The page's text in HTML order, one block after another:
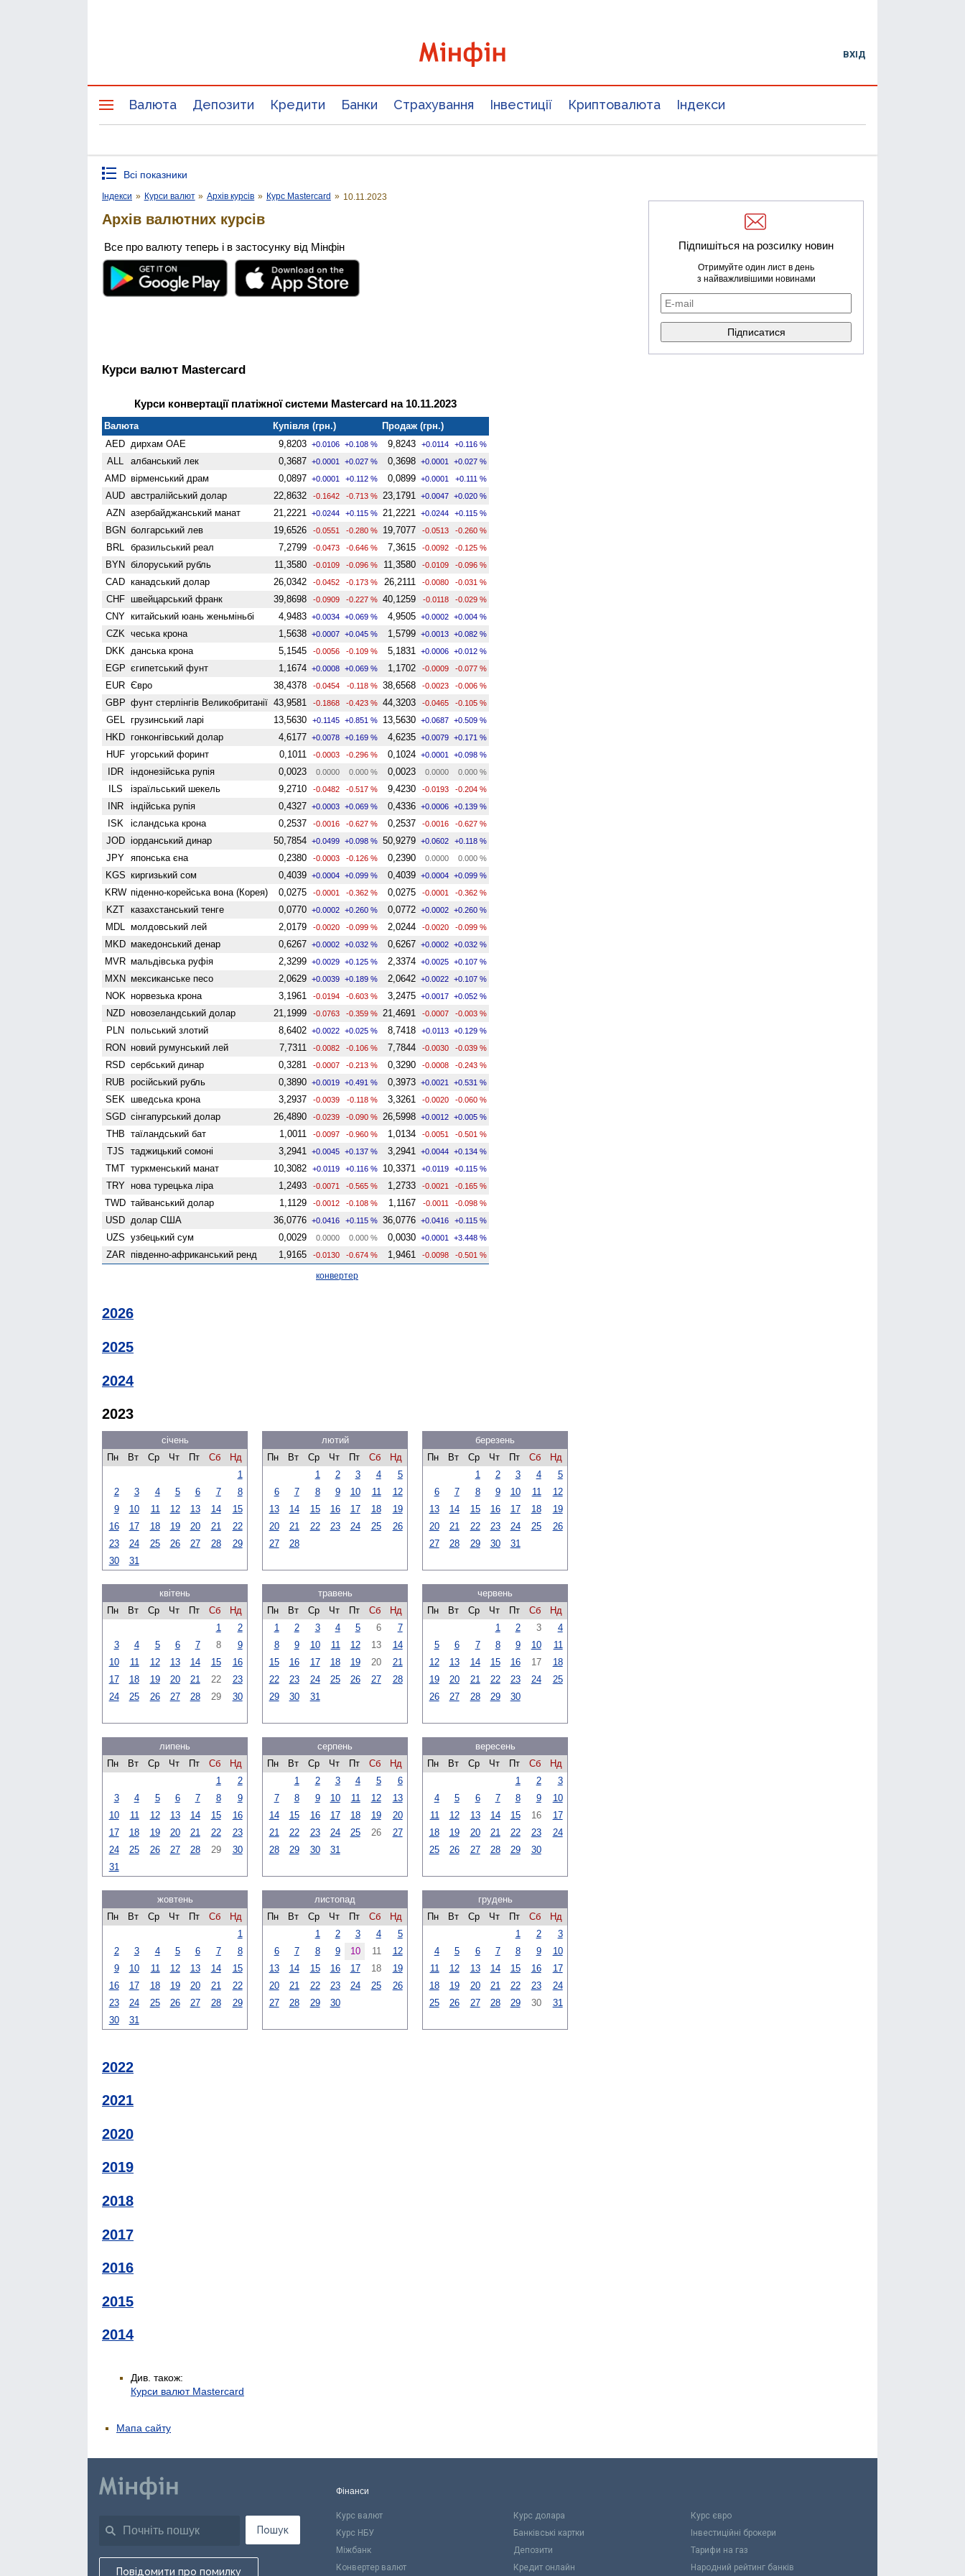
ВХІД
Валюта Депозити Кредити Банки Страхування Інвестиції Криптовалюта Індекси
Всі показники
Індекси » Курси валют » Архів курсів » Курс Mastercard » 10.11.2023
Архів валютних курсів
Все про валюту теперь і в застосунку від Мінфін
Курси валют Mastercard
Курси конвертації платіжної системи Mastercard на 10.11.2023
Валюта Купівля (грн.)
Продаж (грн.)
AED дирхам ОАЕ 9,8203 +0.0106 +0.108 % 9,8243 +0.0114 +0.116 %
ALL албанський лек 0,3687 +0.0001 +0.027 % 0,3698 +0.0001 +0.027 %
AMD вiрменський драм 0,0897 +0.0001 +0.112 % 0,0899 +0.0001 +0.111 %
AUD австралійський долар 22,8632 -0.1642 -0.713 % 23,1791 +0.0047 +0.020 %
AZN азербайджанський манат 21,2221 +0.0244 +0.115 % 21,2221 +0.0244 +0.115 %
BGN болгарський лев 19,6526 -0.0551 -0.280 % 19,7077 -0.0513 -0.260 %
BRL бразильський реал 7,2799 -0.0473 -0.646 % 7,3615 -0.0092 -0.125 %
BYN білоруський рубль 11,3580 -0.0109 -0.096 % 11,3580 -0.0109 -0.096 %
CAD канадський долар 26,0342 -0.0452 -0.173 % 26,2111 -0.0080 -0.031 %
CHF швейцарський франк 39,8698 -0.0909 -0.227 % 40,1259 -0.0118 -0.029 %
CNY китайський юань женьмiньбi 4,9483 +0.0034 +0.069 % 4,9505 +0.0002 +0.004 %
CZK чеська крона 1,5638 +0.0007 +0.045 % 1,5799 +0.0013 +0.082 %
DKK данська крона 5,1545 -0.0056 -0.109 % 5,1831 +0.0006 +0.012 %
EGP єгипетський фунт 1,1674 +0.0008 +0.069 % 1,1702 -0.0009 -0.077 %
EUR Євро 38,4378 -0.0454 -0.118 % 38,6568 -0.0023 -0.006 %
GBP фунт стерлінгів Велико­британії 43,9581 -0.1868 -0.423 % 44,3203 -0.0465 -0.105 %
GEL грузинський ларі 13,5630 +0.1145 +0.851 % 13,5630 +0.0687 +0.509 %
HKD гонконгівський долар 4,6177 +0.0078 +0.169 % 4,6235 +0.0079 +0.171 %
HUF угорський форинт 0,1011 -0.0003 -0.296 % 0,1024 +0.0001 +0.098 %
IDR індонезійська рупія 0,0023 0.0000 0.000 % 0,0023 0.0000 0.000 %
ILS ізраїльський шекель 9,2710 -0.0482 -0.517 % 9,4230 -0.0193 -0.204 %
INR індійська рупія 0,4327 +0.0003 +0.069 % 0,4336 +0.0006 +0.139 %
ISK ісландська крона 0,2537 -0.0016 -0.627 % 0,2537 -0.0016 -0.627 %
JOD іорданський динар 50,7854 +0.0499 +0.098 % 50,9279 +0.0602 +0.118 %
JPY японська єна 0,2380 -0.0003 -0.126 % 0,2390 0.0000 0.000 %
KGS киргизький сом 0,4039 +0.0004 +0.099 % 0,4039 +0.0004 +0.099 %
KRW піденно-корейська вона (Корея) 0,0275 -0.0001 -0.362 % 0,0275 -0.0001 -0.362 %
KZT казахстанський тенге 0,0770 +0.0002 +0.260 % 0,0772 +0.0002 +0.260 %
MDL молдовський лей 2,0179 -0.0020 -0.099 % 2,0244 -0.0020 -0.099 %
MKD македонський денар 0,6267 +0.0002 +0.032 % 0,6267 +0.0002 +0.032 %
MVR мальдівська руфія 2,3299 +0.0029 +0.125 % 2,3374 +0.0025 +0.107 %
MXN мексиканське песо 2,0629 +0.0039 +0.189 % 2,0642 +0.0022 +0.107 %
NOK норвезька крона 3,1961 -0.0194 -0.603 % 3,2475 +0.0017 +0.052 %
NZD ново­зеландський долар 21,1999 -0.0763 -0.359 % 21,4691 -0.0007 -0.003 %
PLN польський злотий 8,6402 +0.0022 +0.025 % 8,7418 +0.0113 +0.129 %
RON новий румунський лей 7,7311 -0.0082 -0.106 % 7,7844 -0.0030 -0.039 %
RSD сербський динар 0,3281 -0.0007 -0.213 % 0,3290 -0.0008 -0.243 %
RUB російський рубль 0,3890 +0.0019 +0.491 % 0,3973 +0.0021 +0.531 %
SEK шведська крона 3,2937 -0.0039 -0.118 % 3,3261 -0.0020 -0.060 %
SGD сінгапурський долар 26,4890 -0.0239 -0.090 % 26,5998 +0.0012 +0.005 %
THB таїландський бат 1,0011 -0.0097 -0.960 % 1,0134 -0.0051 -0.501 %
TJS таджицький сомоні 3,2941 +0.0045 +0.137 % 3,2941 +0.0044 +0.134 %
TMT туркменський манат 10,3082 +0.0119 +0.116 % 10,3371 +0.0119 +0.115 %
TRY нова турецька ліра 1,2493 -0.0071 -0.565 % 1,2733 -0.0021 -0.165 %
TWD тайванський долар 1,1129 -0.0012 -0.108 % 1,1167 -0.0011 -0.098 %
USD долар США 36,0776 +0.0416 +0.115 % 36,0776 +0.0416 +0.115 %
UZS узбецький сум 0,0029 0.0000 0.000 % 0,0030 +0.0001 +3.448 %
ZAR південно-африканський ренд 1,9165 -0.0130 -0.674 % 1,9461 -0.0098 -0.501 %
конвертер
2026
2025
2024
2023
січень
Пн
Вт Ср Чт Пт Сб
Нд
1
2
3 4 5 6 7
8
9
10 11 12 13 14
15
16
17 18 19 20 21
22
23
24 25 26 27 28
29
30
31
лютий
Пн
Вт Ср Чт Пт Сб
Нд
1
2 3 4
5
6
7 8 9 10 11
12
13
14 15 16 17 18
19
20
21 22 23 24 25
26
27
28
березень
Пн
Вт Ср Чт Пт Сб
Нд
1
2 3 4
5
6
7 8 9 10 11
12
13
14 15 16 17 18
19
20
21 22 23 24 25
26
27
28 29 30 31
квітень
Пн
Вт Ср Чт Пт Сб
Нд
1
2
3
4 5 6 7 8
9
10
11 12 13 14 15
16
17
18 19 20 21 22
23
24
25 26 27 28 29 30
травень
Пн
Вт Ср Чт Пт Сб
Нд
1
2 3 4 5 6
7
8
9 10 11 12 13
14
15
16 17 18 19 20
21
22
23 24 25 26 27
28
29
30 31
червень
Пн
Вт Ср Чт Пт Сб
Нд
1
2 3
4
5
6 7 8 9 10
11
12
13 14 15 16 17
18
19
20 21 22 23 24
25
26
27 28 29 30
липень
Пн
Вт Ср Чт Пт Сб
Нд
1
2
3
4 5 6 7 8
9
10
11 12 13 14 15
16
17
18 19 20 21 22
23
24
25 26 27 28 29
30
31
серпень
Пн
Вт Ср Чт Пт Сб
Нд
1
2 3 4 5
6
7
8 9 10 11 12
13
14
15 16 17 18 19
20
21
22 23 24 25 26
27
28
29 30 31
вересень
Пн
Вт Ср Чт Пт Сб
Нд
1
2
3
4
5 6 7 8 9
10
11
12 13 14 15 16
17
18
19 20 21 22 23
24
25
26 27 28 29 30
жовтень
Пн
Вт Ср Чт Пт Сб
Нд
1
2
3 4 5 6 7
8
9
10 11 12 13 14
15
16
17 18 19 20 21
22
23
24 25 26 27 28
29
30
31
листопад
Пн
Вт Ср Чт Пт Сб
Нд
1
2 3 4
5
6
7 8 9 10 11
12
13
14 15 16 17 18
19
20
21 22 23 24 25
26
27
28 29 30
грудень
Пн
Вт Ср Чт Пт Сб
Нд
1
2
3
4
5 6 7 8 9
10
11
12 13 14 15 16
17
18
19 20 21 22 23
24
25
26 27 28 29 30 31
2022
2021
2020
2019
2018
2017
2016
2015
2014
Див. також:
Курси валют Mastercard
Підпишіться на розсилку новин
Отримуйте один лист в день
з найважливішими новинами
Мапа сайту
Пошук
Повідомити про помилку
Фінанси
Курс валют Курс долара
Курс євро
Курс НБУ
Банківські картки
Інвестиційні брокери
Міжбанк
Депозити
Тарифи на газ
Конвертер валют
Кредит онлайн Народний рейтинг банків